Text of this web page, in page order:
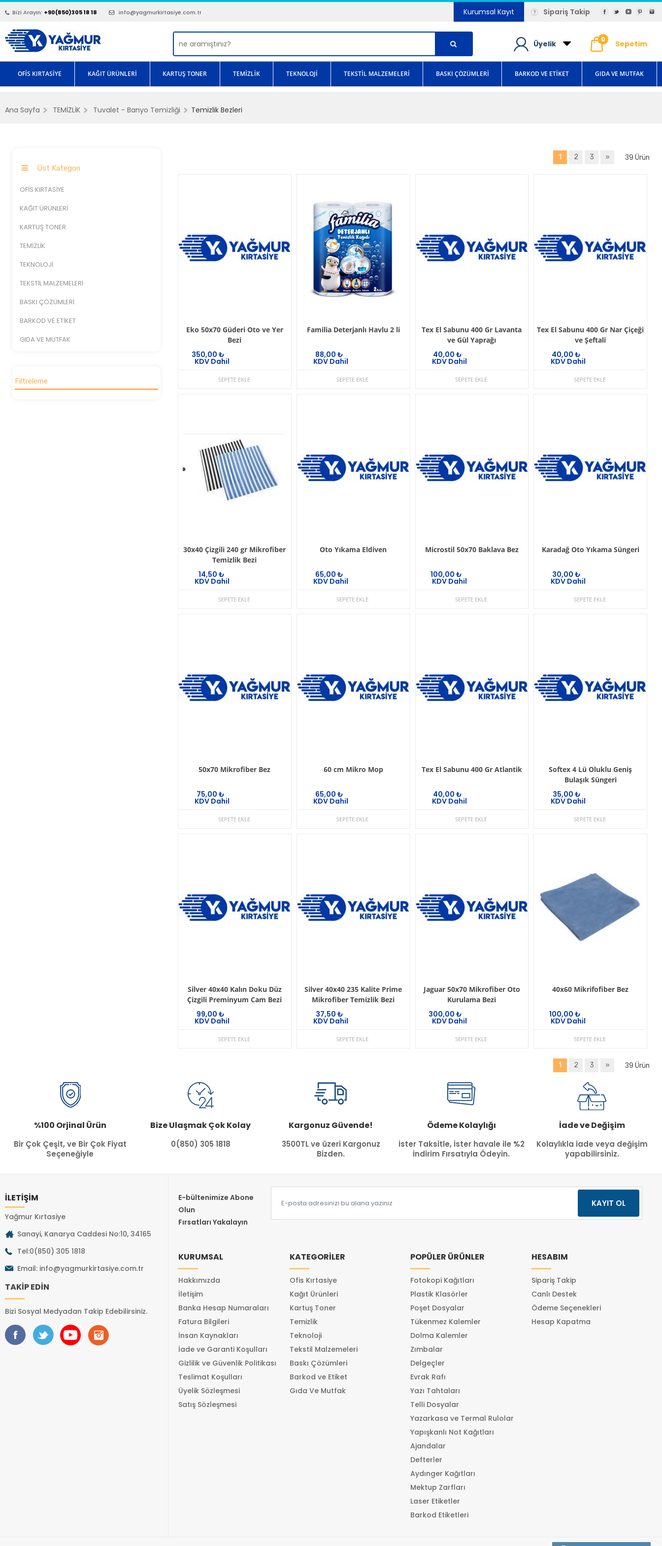
Bizi Arayın: +90(850)305 18 18 info@yagmurkirtasiye.com.tr Kurumsal Kayıt Sipariş Takip
0 Sepetim
Üyelik
OFİS KIRTASİYE KAĞIT ÜRÜNLERİ KARTUŞ TONER TEMİZLİK TEKNOLOJİ TEKSTİL MALZEMELERİ BASKI ÇÖZÜMLERİ BARKOD VE ETİKET GIDA VE MUTFAK
Ana Sayfa TEMİZLİK Tuvalet - Banyo Temizliği Temizlik Bezleri
Üst Kategori
OFİS KIRTASİYE
KAĞIT ÜRÜNLERİ
KARTUŞ TONER
TEMİZLİK
TEKNOLOJİ
TEKSTİL MALZEMELERİ
BASKI ÇÖZÜMLERİ
BARKOD VE ETİKET
GIDA VE MUTFAK
Filtreleme
39 Ürün
1 2 3 »
Eko 50x70 Güderi Oto ve Yer
Bezi
350,00 ₺
KDV Dahil
SEPETE EKLE
Familia Deterjanlı Havlu 2 li
88,00 ₺
KDV Dahil
SEPETE EKLE
Tex El Sabunu 400 Gr Lavanta
ve Gül Yaprağı
40,00 ₺
KDV Dahil
SEPETE EKLE
Tex El Sabunu 400 Gr Nar Çiçeği
ve Şeftali
40,00 ₺
KDV Dahil
SEPETE EKLE
30x40 Çizgili 240 gr Mikrofiber
Temizlik Bezi
14,50 ₺
KDV Dahil
SEPETE EKLE
Oto Yıkama Eldiven
65,00 ₺
KDV Dahil
SEPETE EKLE
Microstil 50x70 Baklava Bez
100,00 ₺
KDV Dahil
SEPETE EKLE
Karadağ Oto Yıkama Süngeri
30,00 ₺
KDV Dahil
SEPETE EKLE
50x70 Mikrofiber Bez
75,00 ₺
KDV Dahil
SEPETE EKLE
60 cm Mikro Mop
65,00 ₺
KDV Dahil
SEPETE EKLE
Tex El Sabunu 400 Gr Atlantik
40,00 ₺
KDV Dahil
SEPETE EKLE
Softex 4 Lü Oluklu Geniş
Bulaşık Süngeri
35,00 ₺
KDV Dahil
SEPETE EKLE
Silver 40x40 Kalın Doku Düz
Çizgili Preminyum Cam Bezi
99,00 ₺
KDV Dahil
SEPETE EKLE
Silver 40x40 235 Kalite Prime
Mikrofiber Temizlik Bezi
37,50 ₺
KDV Dahil
SEPETE EKLE
Jaguar 50x70 Mikrofiber Oto
Kurulama Bezi
300,00 ₺
KDV Dahil
SEPETE EKLE
40x60 Mikrifofiber Bez
100,00 ₺
KDV Dahil
SEPETE EKLE
39 Ürün
1 2 3 »
%100 Orjinal Ürün
Bir Çok Çeşit, ve Bir Çok Fiyat
Seçeneğiyle
Bize Ulaşmak Çok Kolay
0(850) 305 1818
Kargonuz Güvende!
3500TL ve üzeri Kargonuz
Bizden.
Ödeme Kolaylığı
İster Taksitle, İster havale ile %2
İndirim Fırsatıyla Ödeyin.
İade ve Değişim
Kolaylıkla iade veya değişim
yapabilirsiniz.
İLETİŞİM
Yağmur Kırtasiye
Sanayi, Kanarya Caddesi No:10, 34165
Tel:0(850) 305 1818
Email: info@yagmurkirtasiye.com.tr
TAKİP EDİN
Bizi Sosyal Medyadan Takip Edebilirsiniz.
E-bültenimize Abone
Olun
Fırsatları Yakalayın
KURUMSAL
Hakkımızda
İletişim
Banka Hesap Numaraları
Fatura Bilgileri
İnsan Kaynakları
İade ve Garanti Koşulları
Gizlilik ve Güvenlik Politikası
Teslimat Koşulları
Üyelik Sözleşmesi
Satış Sözleşmesi
KATEGORİLER
Ofis Kırtasiye
Kağıt Ürünleri
Kartuş Toner
Temizlik
Teknoloji
Tekstil Malzemeleri
Baskı Çözümleri
Barkod ve Etiket
Gıda Ve Mutfak
POPÜLER ÜRÜNLER
Fotokopi Kağıtları
Plastik Klasörler
Poşet Dosyalar
Tükenmez Kalemler
Dolma Kalemler
Zımbalar
Delgeçler
Evrak Rafı
Yazı Tahtaları
Telli Dosyalar
Yazarkasa ve Termal Rulolar
Yapışkanlı Not Kağıtları
Ajandalar
Defterler
Aydınger Kağıtları
Mektup Zarfları
Laser Etiketler
Barkod Etiketleri
HESABIM
Sipariş Takip
Canlı Destek
Ödeme Seçenekleri
Hesap Kapatma